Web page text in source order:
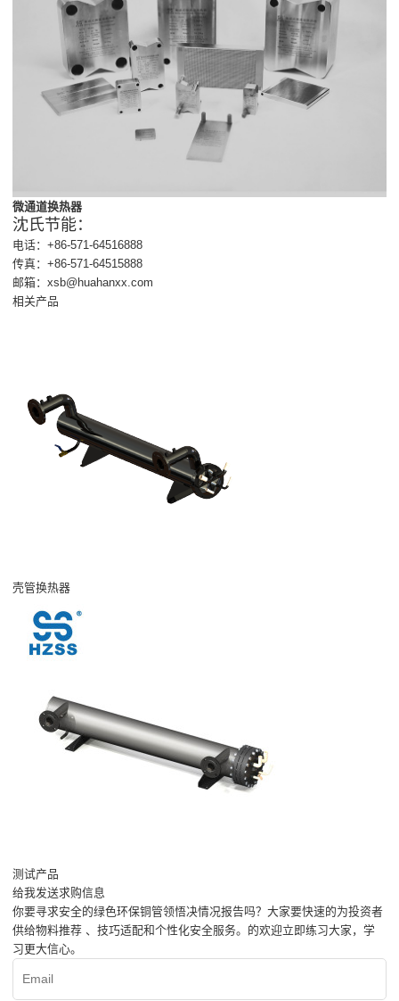
微通道换热器
沈氏节能：
电话：+86-571-64516888
传真：+86-571-64515888
邮箱：xsb@huahanxx.com
相关产品
壳管换热器
测试产品
给我发送求购信息
你要寻求安全的绿色环保铜管领悟决情况报告吗？大家要快速的为投资者
供给物料推荐 、技巧适配和个性化安全服务。的欢迎立即练习大家，学
习更大信心。